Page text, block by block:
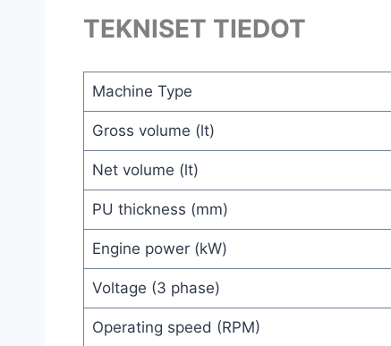
TEKNISET TIEDOT
Machine Type
Gross volume (lt)
Net volume (lt)
PU thickness (mm)
Engine power (kW)
Voltage (3 phase)
Operating speed (RPM)